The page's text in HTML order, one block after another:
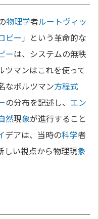
物理学者ルートヴィッ
ピー 」という革命的な
ーは、システムの無秩
ツマンはこれを使って
なボルツマン方程式
の分布を記述し、 エン
然現象が進行すること
デアは、当時の科学者
しい視点から物理現象